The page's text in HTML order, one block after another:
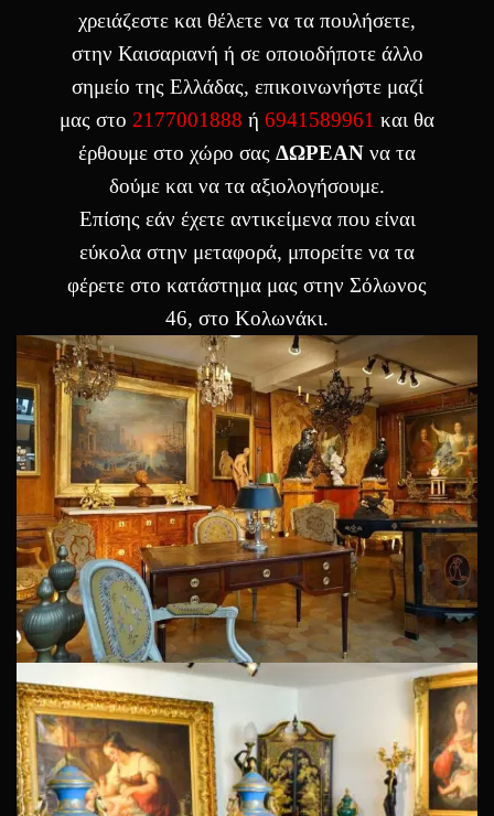
χρειάζεστε και θέλετε να τα πουλήσετε,
στην Καισαριανή ή σε οποιοδήποτε άλλο
σημείο της Ελλάδας, επικοινωνήστε μαζί
μας στο 2177001888 ή 6941589961 και θα
έρθουμε στο χώρο σας ΔΩΡΕΑΝ να τα
δούμε και να τα αξιολογήσουμε.
Επίσης εάν έχετε αντικείμενα που είναι
εύκολα στην μεταφορά, μπορείτε να τα
φέρετε στο κατάστημα μας στην Σόλωνος
46, στο Κολωνάκι.